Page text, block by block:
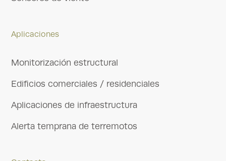
Aplicaciones
Monitorización estructural
Edificios comerciales / residenciales
Aplicaciones de infraestructura
Alerta temprana de terremotos